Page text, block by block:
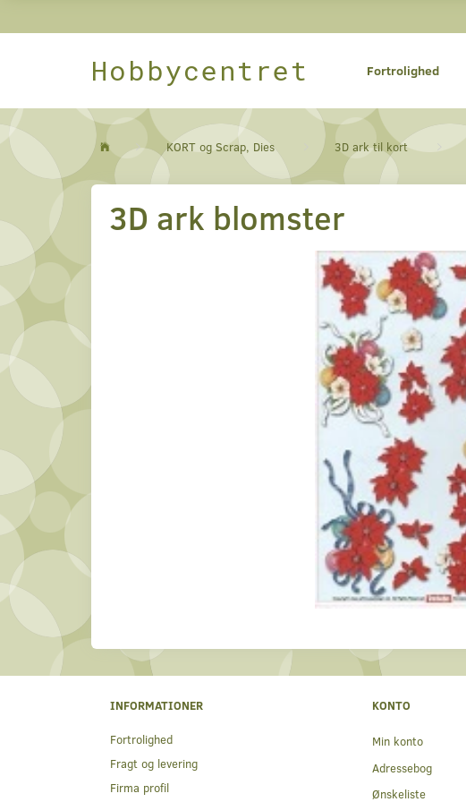
Hobbycentret Fortrolighed
KORT og Scrap, Dies 3D ark til kort
3D ark blomster
INFORMATIONER
Fortrolighed
Fragt og levering
Firma profil
KONTO
Min konto
Adressebog
Ønskeliste